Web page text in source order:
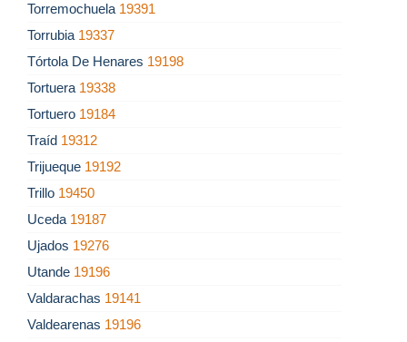
Torremochuela 19391
Torrubia 19337
Tórtola De Henares 19198
Tortuera 19338
Tortuero 19184
Traíd 19312
Trijueque 19192
Trillo 19450
Uceda 19187
Ujados 19276
Utande 19196
Valdarachas 19141
Valdearenas 19196